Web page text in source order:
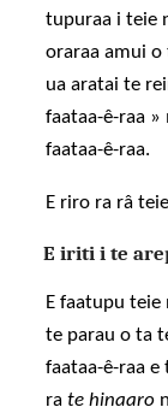
tupuraa i teie
oraraa amui o
ua aratai te
faataa-ê-raa
faataa-ê-raa.
E riro ra râ
E iriti i te
E faatupu
te parau o ta
faataa-ê-raa e
rate hinaaro